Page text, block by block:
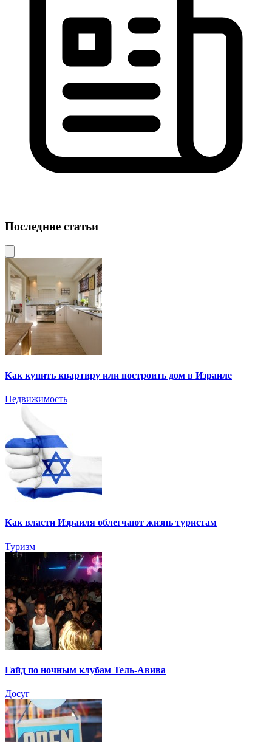
Последние статьи
Как купить квартиру или построить дом в Израиле
Недвижимость
Как власти Израиля облегчают жизнь туристам
Туризм
Гайд по ночным клубам Тель-Авива
Досуг